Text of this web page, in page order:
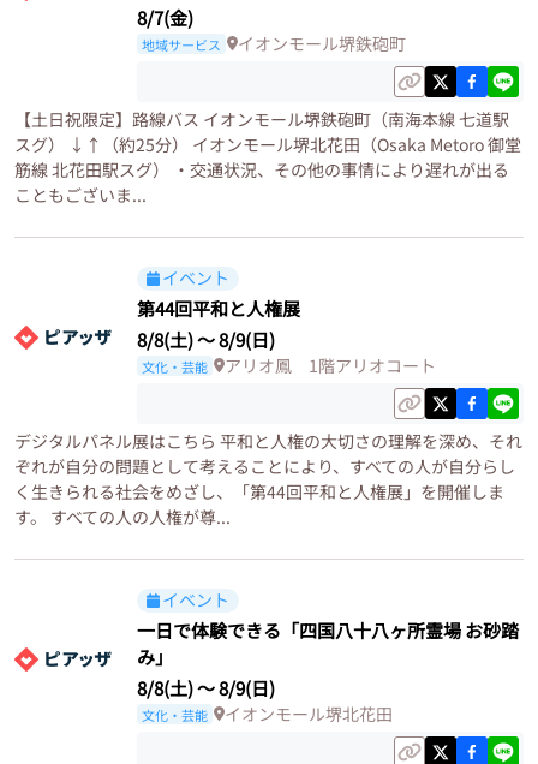
8/7(金)
地域サービス イオンモール堺鉄砲町
【土日祝限定】路線バス イオンモール堺鉄砲町（南海本線 七道駅
スグ） ↓↑（約25分） イオンモール堺北花田（Osaka Metoro 御堂
筋線 北花田駅スグ） ・交通状況、その他の事情により遅れが出る
こともございま...
イベント
第44回平和と人権展
8/8(土)〜8/9(日)
文化・芸能 アリオ鳳 1階アリオコート
デジタルパネル展はこちら 平和と人権の大切さの理解を深め、それ
ぞれが自分の問題として考えることにより、すべての人が自分らし
く生きられる社会をめざし、「第44回平和と人権展」を開催しま
す。 すべての人の人権が尊...
イベント
一日で体験できる「四国八十八ヶ所霊場 お砂踏
み」
8/8(土)〜8/9(日)
文化・芸能 イオンモール堺北花田